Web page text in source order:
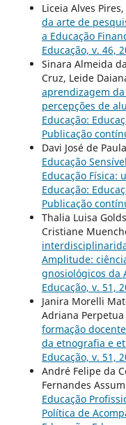
Liceia Alves
da arte de
a Educação
Educação, v. 46,
Sinara Almeida
Cruz, Leide
aprendizagem
percepções de
Educação:
Publicação
Davi José de
Educação
Educação Física:
Educação:
Publicação
Thalia Luisa
Cristiane
Amplitude:
gnosiológicos da
Educação, v. 51,
Janira Morelli
Adriana Perpetua
formação
da etnografia e
Educação, v. 51,
André Felipe da
Fernandes
Educação
Política de